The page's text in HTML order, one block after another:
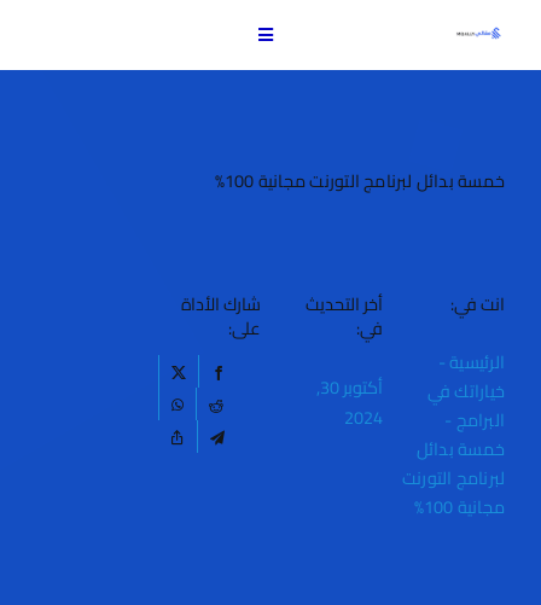
content
Toggle
Navigation
خمسة بدائل لبرنامج التورنت مجانية 100%
انت في:
الرئيسية-
خياراتك في
البرامج-
خمسة بدائل
لبرنامج التورنت
مجانية 100%
أخر التحديث
في:
أكتوبر 30,
2024
شارك الأداة
على: